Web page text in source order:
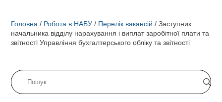
Головна / Робота в НАБУ / Перелік вакансій / Заступник
начальника відділу нарахування і виплат заробітної плати та
звітності Управління бухгалтерського обліку та звітності